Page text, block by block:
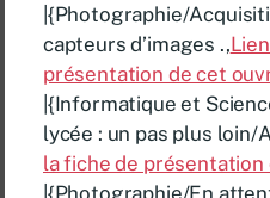
|{Photographie/
capteurs d’images .,
présentation de cet
|{Informatique et
lycée : un pas plus loin/
la fiche de présentation
|{Photographie/En